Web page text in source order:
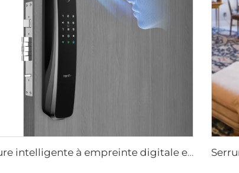
Serrure intelligente à empreinte digitale et à reconnaissance automatique par ID facial avec caméra Wifi Tuya Tenon A9 Pro